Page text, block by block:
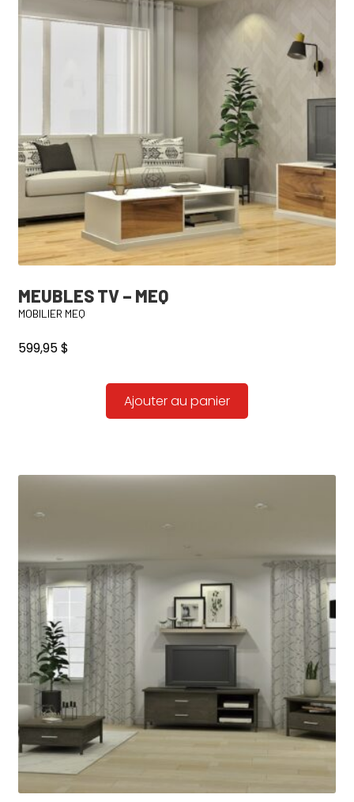
MEUBLES TV – MEQ
MOBILIER MEQ
599,95$
Ajouter au panier